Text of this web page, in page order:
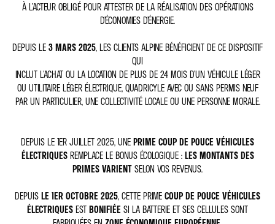
À L’ACTEUR OBLIGÉ POUR ATTESTER DE LA RÉALISATION DES OPÉRATIONS
D’ÉCONOMIES D’ÉNERGIE.
DEPUIS LE 3 MARS 2025, LES CLIENTS ALPINE BÉNÉFICIENT DE CE DISPOSITIF
QUI
INCLUT L'ACHAT OU LA LOCATION DE PLUS DE 24 MOIS D’UN VÉHICULE LÉGER
OU UTILITAIRE LÉGER ÉLECTRIQUE, QUADRICYLE AVEC OU SANS PERMIS NEUF
PAR UN PARTICULIER, UNE COLLECTIVITÉ LOCALE OU UNE PERSONNE MORALE.
DEPUIS LE 1ER JUILLET 2025, UNE PRIME COUP DE POUCE VÉHICULES
ÉLECTRIQUESREMPLACE LE BONUS ÉCOLOGIQUE : LES MONTANTS DES
PRIMES VARIENT SELON VOS REVENUS.
DEPUIS LE 1ER OCTOBRE 2025, CETTE PRIME COUP DE POUCE VÉHICULES
ÉLECTRIQUES EST BONIFIÉE SI LA BATTERIE ET SES CELLULES SONT